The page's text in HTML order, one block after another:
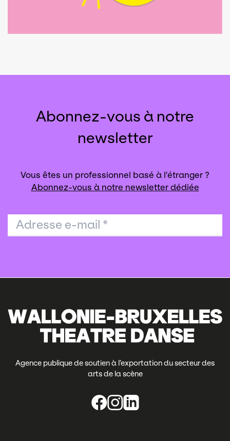
Abonnez-vous à notre
newsletter
Vous êtes un professionnel basé à l'étranger ?
Abonnez-vous à notre newsletter dédiée
Adresse e-mail *
Agence publique de soutien à l’exportation du secteur des
arts de la scène